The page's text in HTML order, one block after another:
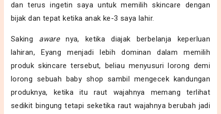
dan terus ingetin saya untuk memilih skincare dengan
bijak dan tepat ketika anak ke-3 saya lahir.
Saking awarenya, ketika diajak berbelanja keperluan
lahiran, Eyang menjadi lebih dominan dalam memilih
produk skincare tersebut, beliau menyusuri lorong demi
lorong sebuah baby shop sambil mengecek kandungan
produknya, ketika itu raut wajahnya memang terlihat
sedikit bingung tetapi seketika raut wajahnya berubah jadi